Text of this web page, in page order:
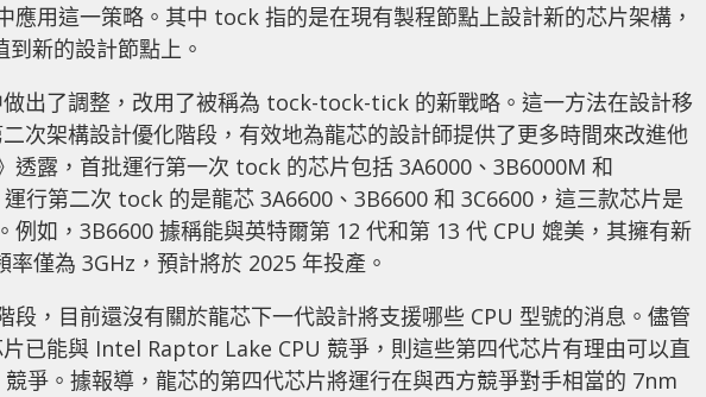
應用這一策略。其中 tock 指的是在現有製程節點上設計新的芯片架構，
新的設計節點上。
出了調整，改用了被稱為 tock-tock-tick 的新戰略。這一方法在設計移
次架構設計優化階段，有效地為龍芯的設計師提供了更多時間來改進他
透露，首批運行第一次 tock 的芯片包括 3A6000、3B6000M 和
運行第二次 tock 的是龍芯 3A6600、3B6600 和 3C6600，這三款芯片是
例如，3B6600 據稱能與英特爾第 12 代和第 13 代 CPU 媲美，其擁有新
僅為 3GHz，預計將於 2025 年投產。
段，目前還沒有關於龍芯下一代設計將支援哪些 CPU 型號的消息。儘管
已能與 Intel Raptor Lake CPU 競爭，則這些第四代芯片有理由可以直
爭。據報導，龍芯的第四代芯片將運行在與西方競爭對手相當的 7nm